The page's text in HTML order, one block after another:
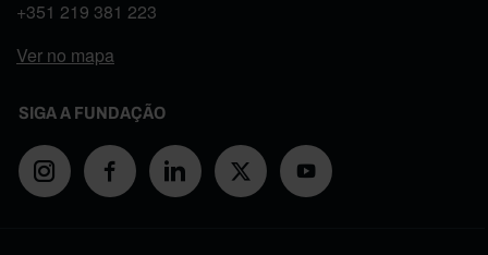
+351 219 381 223
Ver no mapa
SIGA A FUNDAÇÃO